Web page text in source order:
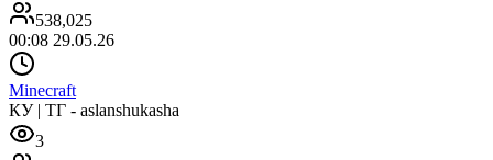
538,025
00:08 29.05.26
Minecraft
КУ | ТГ - aslanshukasha
3